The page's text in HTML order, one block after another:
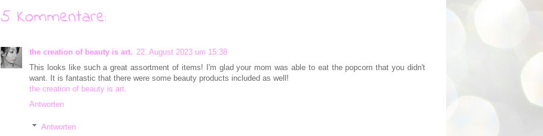
5 Kommentare:
the creation of beauty is art. 22. August 2023 um 15:38
This looks like such a great assortment of items! I'm glad your mom was able to eat the popcorn that you didn't
want. It is fantastic that there were some beauty products included as well!
the creation of beauty is art.
Antworten
Antworten